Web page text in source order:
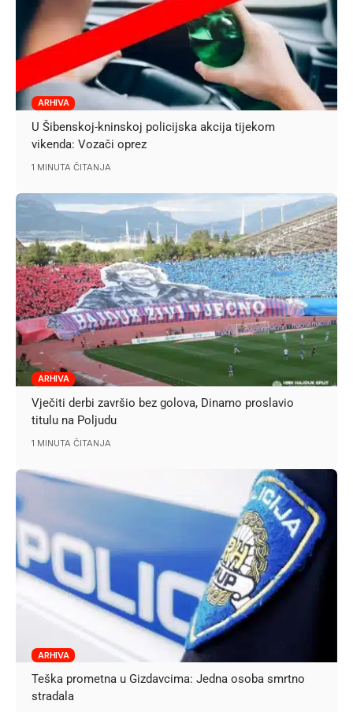
ARHIVA
U Šibenskoj-kninskoj policijska akcija tijekom
vikenda: Vozači oprez
1 MINUTA ČITANJA
ARHIVA
Vječiti derbi završio bez golova, Dinamo proslavio
titulu na Poljudu
1 MINUTA ČITANJA
ARHIVA
Teška prometna u Gizdavcima: Jedna osoba smrtno
stradala